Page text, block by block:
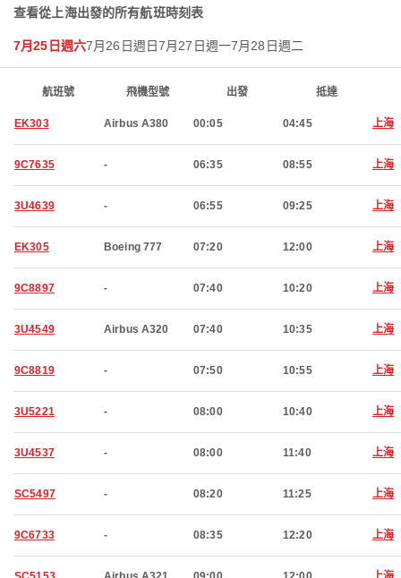
查看從上海出發的所有航班時刻表
7月25日週六7月26日週日7月27日週一7月28日週二
航班號 飛機型號 出發 抵達
EK303 Airbus A380 00:05 04:45 上海
9C7635 - 06:35 08:55 上海
3U4639 - 06:55 09:25 上海
EK305 Boeing 777 07:20 12:00 上海
9C8897 - 07:40 10:20 上海
3U4549 Airbus A320 07:40 10:35 上海
9C8819 - 07:50 10:55 上海
3U5221 - 08:00 10:40 上海
3U4537 - 08:00 11:40 上海
SC5497 - 08:20 11:25 上海
9C6733 - 08:35 12:20 上海